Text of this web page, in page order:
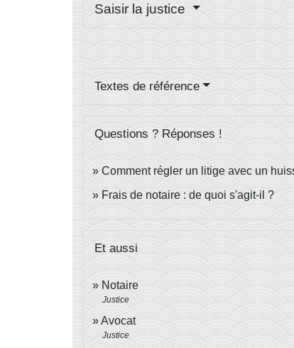
Saisir la justice
Textes de référence
Questions ? Réponses !
Comment régler un litige avec un
Frais de notaire : de quoi s'agit-il ?
Et aussi
Notaire
Justice
Avocat
Justice